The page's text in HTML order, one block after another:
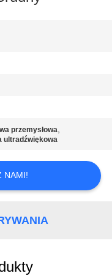
przemysłowa,
ultradźwiękowa
NAMI!